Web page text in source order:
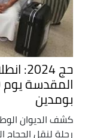
حج
بومدين
كشف الديوان